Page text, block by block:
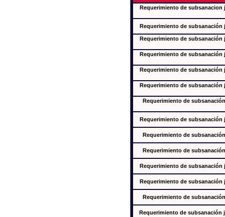
Requerimiento de
Requerimiento de subsanación
Requerimiento de
Requerimiento de
Requerimiento de
Requerimiento de
Requerimiento de
Requerimiento de subsanación
Requerimiento de
Requerimiento de
Requerimiento de subsanación
Requerimiento de subsanación
Requerimiento de
Requerimiento de subsanación